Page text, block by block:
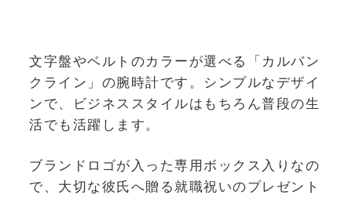
文字盤やベルトのカラーが選べる「カルバン
クライン」の腕時計です。シンプルなデザイ
ンで、ビジネススタイルはもちろん普段の生
活でも活躍します。
ブランドロゴが入った専用ボックス入りなの
で、大切な彼氏へ贈る就職祝いのプレゼント